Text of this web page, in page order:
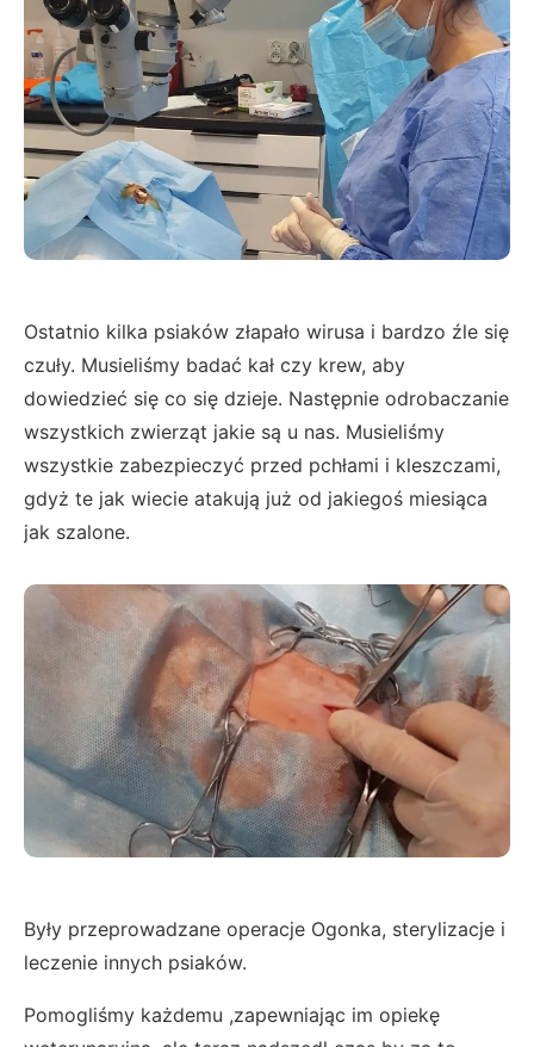
Ostatnio kilka psiaków złapało wirusa i bardzo źle się
czuły. Musieliśmy badać kał czy krew, aby
dowiedzieć się co się dzieje. Następnie odrobaczanie
wszystkich zwierząt jakie są u nas. Musieliśmy
wszystkie zabezpieczyć przed pchłami i kleszczami,
gdyż te jak wiecie atakują już od jakiegoś miesiąca
jak szalone.
Były przeprowadzane operacje Ogonka, sterylizacje i
leczenie innych psiaków.
Pomogliśmy każdemu ,zapewniając im opiekę